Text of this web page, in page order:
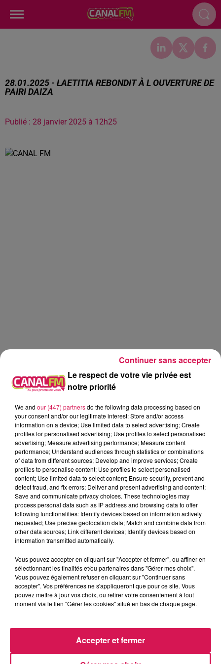
28.01.2025 - LAETITIA REBONDIT À L OUVERTURE DE
PAIRI DAIZA
Publié : 28 janvier 2025 à 12h25
Canal fm
Geoffrey Deloux
La Ligne des Auditeurs
0:00 3 min 4 sec
28 janvier 2025 - 3 min 4 sec
28.01.2025 - LAETITIA REBONDIT À L OUVERTURE
DE PAIRI DAIZA
Revivez les meilleurs moments de la Ligne des Auditeurs
Le respect de votre vie privée est
notre priorité
We and our (447) partnersdo the following data processing based on
your consent and/or our legitimate interest: Store and/or access
information on a device; Use limited data to select advertising; Create
profiles for personalised advertising; Use profiles to select personalised
advertising; Measure advertising performance; Measure content
performance; Understand audiences through statistics or combinations
of data from different sources; Develop and improve services; Create
profiles to personalise content; Use profiles to select personalised
content; Use limited data to select content; Ensure security, prevent and
detect fraud, and fix errors; Deliver and present advertising and content;
Save and communicate privacy choices. These technologies may
process personal data such as IP address and browsing data to offer
following functionalities: Identify devices based on information actively
requested; Use precise geolocation data; Match and combine data from
other data sources; Link different devices; Identify devices based on
information transmitted automatically.
Vous pouvez accepter en cliquant sur "Accepter et fermer", ou affiner en
sélectionnant les finalités et/ou partenaires dans "Gérer mes choix".
Vous pouvez également refuser en cliquant sur "Continuer sans
accepter". Vos préférences ne s'appliqueront que pour ce site. Vous
pouvez mettre à jour vos choix, ou retirer votre consentement à tout
moment via le lien "Gérer les cookies" situé en bas de chaque page.
Accepter et fermer
Continuer sans accepter